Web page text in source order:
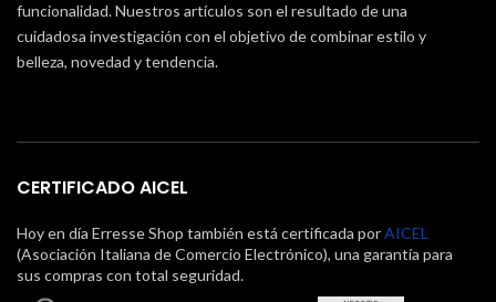
funcionalidad. Nuestros artículos son el resultado de una
cuidadosa investigación con el objetivo de combinar estilo y
belleza, novedad y tendencia.
CERTIFICADO AICEL
Hoy en día Erresse Shop también está certificada porAICEL
(Asociación Italiana de Comercio Electrónico), una garantía para
sus compras con total seguridad.